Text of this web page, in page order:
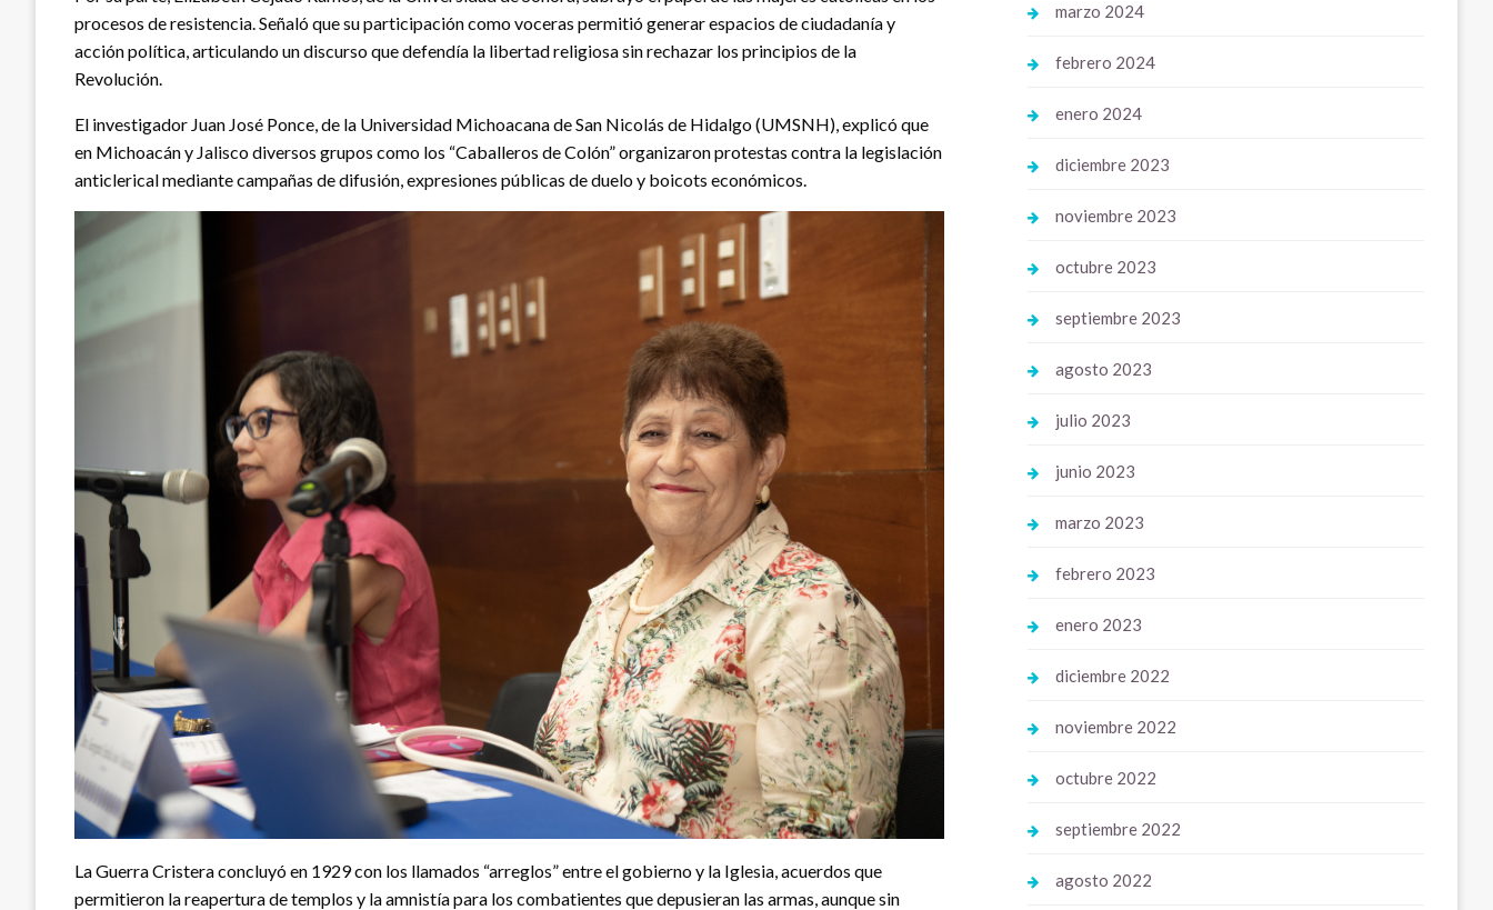
procesos de resistencia. Señaló que su participación como voceras permitió generar espacios de ciudadanía y
acción política, articulando un discurso que defendía la libertad religiosa sin rechazar los principios de la
Revolución.
El investigador Juan José Ponce, de la Universidad Michoacana de San Nicolás de Hidalgo (UMSNH), explicó que
en Michoacán y Jalisco diversos grupos como los “Caballeros de Colón” organizaron protestas contra la legislación
anticlerical mediante campañas de difusión, expresiones públicas de duelo y boicots económicos.
La Guerra Cristera concluyó en 1929 con los llamados “arreglos” entre el gobierno y la Iglesia, acuerdos que
permitieron la reapertura de templos y la amnistía para los combatientes que depusieran las armas, aunque sin
marzo 2024
febrero 2024
enero 2024
diciembre 2023
noviembre 2023
octubre 2023
septiembre 2023
agosto 2023
julio 2023
junio 2023
marzo 2023
febrero 2023
enero 2023
diciembre 2022
noviembre 2022
octubre 2022
septiembre 2022
agosto 2022